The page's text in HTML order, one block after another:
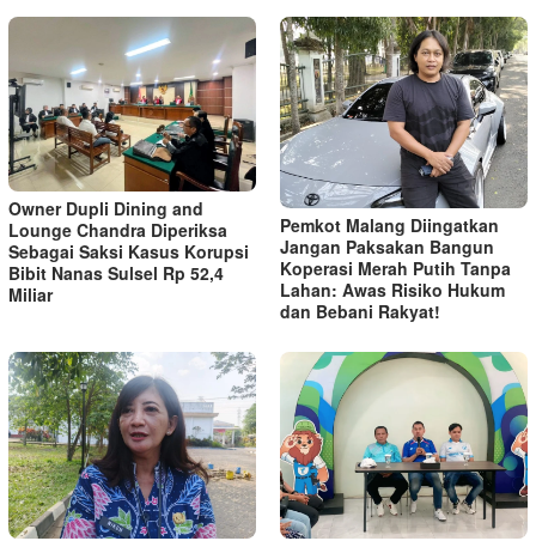
Owner Dupli Dining and
Lounge Chandra Diperiksa
Sebagai Saksi Kasus Korupsi
Bibit Nanas Sulsel Rp 52,4
Miliar
Pemkot Malang Diingatkan
Jangan Paksakan Bangun
Koperasi Merah Putih Tanpa
Lahan: Awas Risiko Hukum
dan Bebani Rakyat!